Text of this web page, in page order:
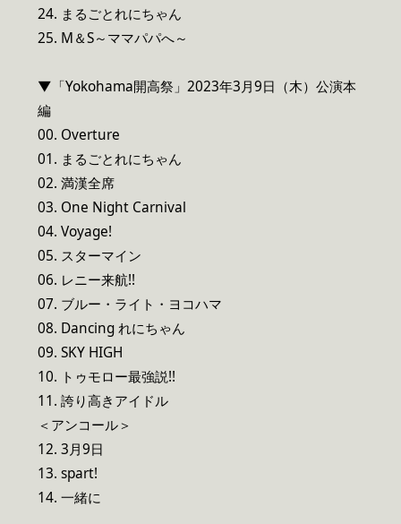
24. まるごとれにちゃん
25. M＆S～ママパパへ～
▼「Yokohama開高祭」2023年3月9日（木）公演本
編
00. Overture
01. まるごとれにちゃん
02. 満漢全席
03. One Night Carnival
04. Voyage!
05. スターマイン
06. レニー来航!!
07. ブルー・ライト・ヨコハマ
08. Dancing れにちゃん
09. SKY HIGH
10. トゥモロー最強説!!
11. 誇り高きアイドル
＜アンコール＞
12. 3月9日
13. spart!
14. 一緒に